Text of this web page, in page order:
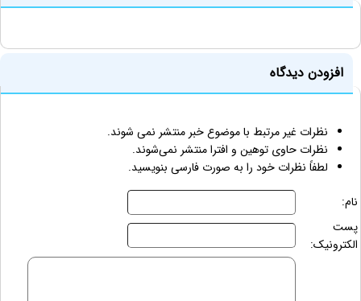
افزودن دیدگاه
نظرات غیر مرتبط با موضوع خبر منتشر نمی شوند.
نظرات حاوی توهین و افترا منتشر نمی‌شوند.
لطفاً نظرات خود را به صورت فارسی بنویسید.
نام:
پست
الکترونیک: